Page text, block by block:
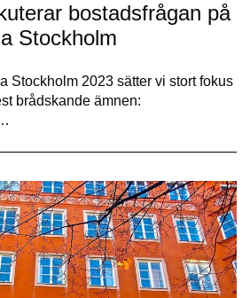
bostadsfrågan på
Stockholm
Stockholm 2023 sätter vi stort fokus
brådskande ämnen: